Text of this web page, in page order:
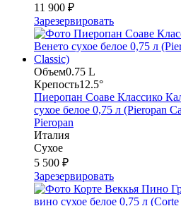
11 900 ₽
Зарезервировать
Объем0.75 L
Крепость12.5°
Пиеропан Соаве Классико
сухое белое 0,75 л (Pieropan
Pieropan
Италия
Сухое
5 500 ₽
Зарезервировать